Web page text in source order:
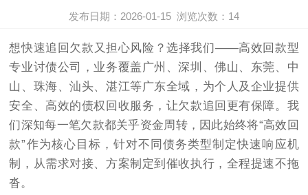
发布日期：2026-01-15 浏览次数： 14
想快速追回欠款又担心风险？选择我们——高效回款型
专业讨债公司
，业务覆盖广州、深圳、佛山、东莞、中
山、珠海、汕头、湛江等广东全域，为个人及企业提供
安全、高效的债权回收服务，让欠款追回更有保障。我
们深知每一笔欠款都关乎资金周转，因此始终将“高效回
款”作为核心目标，针对不同债务类型制定快速响应机
制，从需求对接、方案制定到催收执行，全程提速不拖
沓。